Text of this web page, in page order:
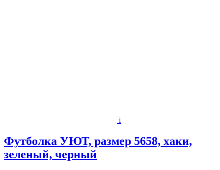
i
Футболка УЮТ, размер 5658, хаки,
зеленый, черный